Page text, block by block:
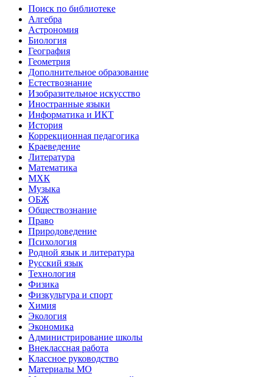
Поиск по библиотеке
Алгебра
Астрономия
Биология
География
Геометрия
Дополнительное образование
Естествознание
Изобразительное искусство
Иностранные языки
Информатика и ИКТ
История
Коррекционная педагогика
Краеведение
Литература
Математика
МХК
Музыка
ОБЖ
Обществознание
Право
Природоведение
Психология
Родной язык и литература
Русский язык
Технология
Физика
Физкультура и спорт
Химия
Экология
Экономика
Администрирование школы
Внеклассная работа
Классное руководство
Материалы МО